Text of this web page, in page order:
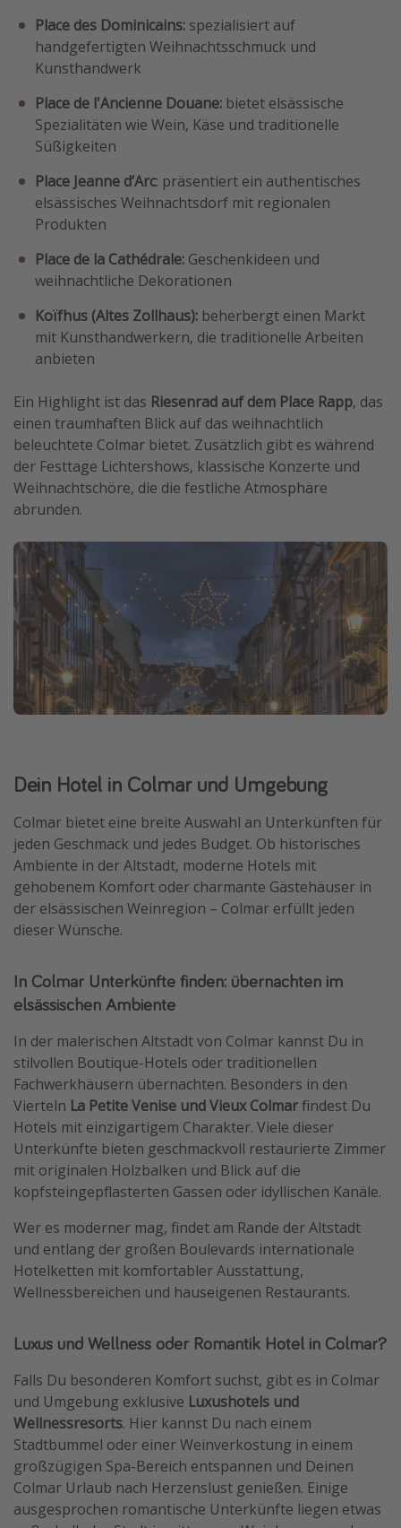
Place des Dominicains: spezialisiert auf
handgefertigten Weihnachtsschmuck und
Kunsthandwerk
Place de l'Ancienne Douane: bietet elsässische
Spezialitäten wie Wein, Käse und traditionelle
Süßigkeiten
Place Jeanne d’Arc: präsentiert ein authentisches
elsässisches Weihnachtsdorf mit regionalen
Produkten
Place de la Cathédrale: Geschenkideen und
weihnachtliche Dekorationen
Koïfhus (Altes Zollhaus): beherbergt einen Markt
mit Kunsthandwerkern, die traditionelle Arbeiten
anbieten
Ein Highlight ist das Riesenrad auf dem Place Rapp, das
einen traumhaften Blick auf das weihnachtlich
beleuchtete Colmar bietet. Zusätzlich gibt es während
der Festtage Lichtershows, klassische Konzerte und
Weihnachtschöre, die die festliche Atmosphäre
abrunden.
Dein Hotel in Colmar und Umgebung
Colmar bietet eine breite Auswahl an Unterkünften für
jeden Geschmack und jedes Budget. Ob historisches
Ambiente in der Altstadt, moderne Hotels mit
gehobenem Komfort oder charmante Gästehäuser in
der elsässischen Weinregion – Colmar erfüllt jeden
dieser Wünsche.
In Colmar Unterkünfte finden: übernachten im
elsässischen Ambiente
In der malerischen Altstadt von Colmar kannst Du in
stilvollen Boutique-Hotels oder traditionellen
Fachwerkhäusern übernachten. Besonders in den
Vierteln La Petite Venise und Vieux Colmarfindest Du
Hotels mit einzigartigem Charakter. Viele dieser
Unterkünfte bieten geschmackvoll restaurierte Zimmer
mit originalen Holzbalken und Blick auf die
kopfsteingepflasterten Gassen oder idyllischen Kanäle.
Wer es moderner mag, findet am Rande der Altstadt
und entlang der großen Boulevards internationale
Hotelketten mit komfortabler Ausstattung,
Wellnessbereichen und hauseigenen Restaurants.
Luxus und Wellness oder Romantik Hotel in Colmar?
Falls Du besonderen Komfort suchst, gibt es in Colmar
und Umgebung exklusive Luxushotels und
Wellnessresorts. Hier kannst Du nach einem
Stadtbummel oder einer Weinverkostung in einem
großzügigen Spa-Bereich entspannen und Deinen
Colmar Urlaub nach Herzenslust genießen. Einige
ausgesprochen romantische Unterkünfte liegen etwas